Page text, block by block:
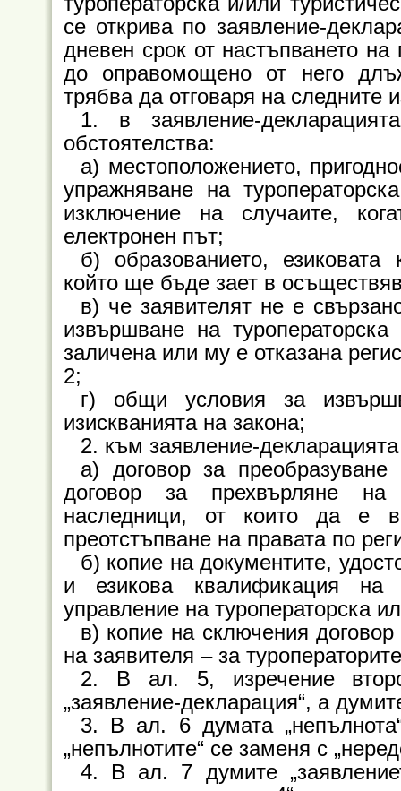
се открива по заявление-
дневен срок от настъпването
до оправомощено от него
трябва да отговаря на следните
1. в заявление-
обстоятелства:
а) местоположението,
упражняване на
изключение на случаите,
електронен път;
б) образованието,
който ще бъде зает в
в) че заявителят не е
извършване на
заличена или му е отказана
2;
г) общи условия за
изискванията на закона;
2. към заявление-декларацията
а) договор за
договор за прехвърляне на
наследници, от които да е
преотстъпване на правата по
б) копие на документите,
и езикова квалификация
управление на туроператорска
в) копие на сключения
на заявителя – за
2. В ал. 5, изречение
„заявление-декларация“, а
3. В ал. 6 думата
„непълнотите“ се заменя с
4. В ал. 7 думите